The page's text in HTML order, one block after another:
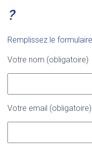
?
Remplissez le
Votre nom (obligatoire)
Votre email (obligatoire)